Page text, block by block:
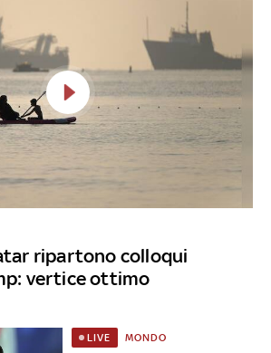
ripartono colloqui
vertice ottimo
LIVE MONDO